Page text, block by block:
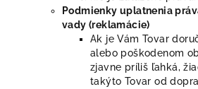
Podmienky uplatnenia
vady (reklamácie)
Ak je Vám Tovar
alebo poškodenom
zjavne príliš ľahká,
takýto Tovar od